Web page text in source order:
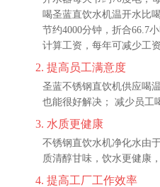
喝圣蓝直饮水机温开水比
节约4000分钟，折合66.7
计算工资，每年可减少工
提高员工满意度
圣蓝不锈钢直饮机供应喝
也能很好解决； 减少员工
水质更健康
不锈钢直饮水机净化水由
质清醇甘味，饮水更健康
提高工厂工作效率